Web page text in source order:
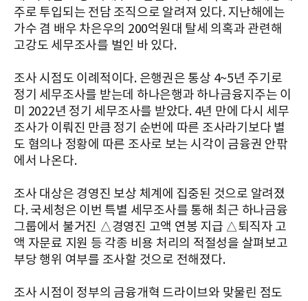
주로 투입되는 전담 조직으로 알려져 있다. 지난해에는
가수 겸 배우 차은우의 200억원대 탈세 의혹과 관련해
고강도 세무조사를 벌인 바 있다.
조사 시점도 이례적이다. 은행권은 통상 4~5년 주기로
정기 세무조사를 받는데 하나은행과 하나금융지주는 이
미 2022년 정기 세무조사를 받았다. 4년 만에 다시 세무
조사가 이뤄진 만큼 정기 순번에 따른 조사라기보다 별
도 혐의나 정황에 따른 조사로 보는 시각이 금융권 안팎
에서 나온다.
조사 대상은 경영진 보상 체계에 집중된 것으로 알려졌
다. 국세청은 이번 특별 세무조사를 통해 최근 하나금융
그룹에서 불거진 △경영진 고액 연봉 지급 △퇴직자 고
액 자문료 지원 등 각종 비용 처리의 적절성을 살펴보고
부당 행위 여부를 조사할 것으로 전해졌다.
조사 시점이 정부의 금융개혁 드라이브와 맞물린 점도